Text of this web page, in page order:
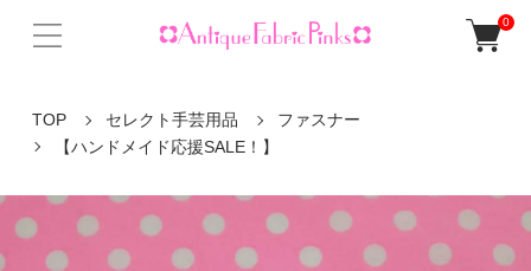
0
TOP セレクト手芸用品
ファスナー
【ハンドメイド応援SALE！】